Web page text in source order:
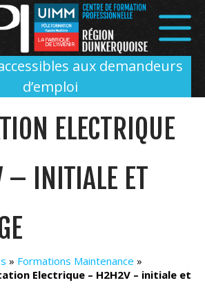
aux demandeurs
d’emploi
ELECTRIQUE
INITIALE ET
» Formations Maintenance »
Electrique – H2H2V – initiale et
cookies